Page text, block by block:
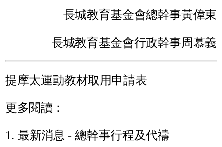
長城教育基金會總幹事黃偉東
長城教育基金會行政幹事周慕義
提摩太運動教材取用申請表
更多閱讀：
1. 最新消息 - 總幹事行程及代禱